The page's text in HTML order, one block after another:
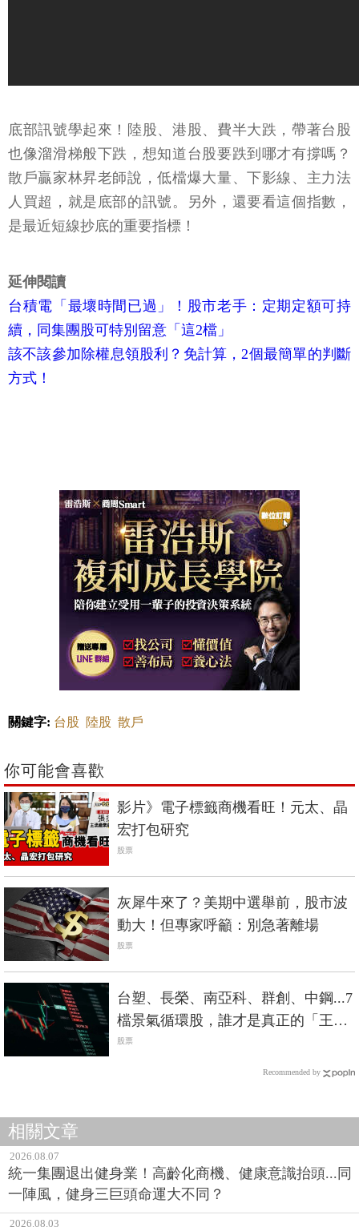
底部訊號學起來！陸股、港股、費半大跌，帶著台股
也像溜滑梯般下跌，想知道台股要跌到哪才有撐嗎？
散戶贏家林昇老師說，低檔爆大量、下影線、主力法
人買超，就是底部的訊號。另外，還要看這個指數，
是最近短線抄底的重要指標！
延伸閱讀
台積電「最壞時間已過」！股市老手：定期定額可持
續，同集團股可特別留意「這2檔」
該不該參加除權息領股利？免計算，2個最簡單的判斷
方式！
關鍵字: 台股 陸股 散戶
你可能會喜歡
影片》電子標籤商機看旺！元太、晶
宏打包研究
股票
灰犀牛來了？美期中選舉前，股市波
動大！但專家呼籲：別急著離場
股票
台塑、長榮、南亞科、群創、中鋼...7
檔景氣循環股，誰才是真正的「王
者」？
股票
Recommended by
相關文章
2026.08.07
統一集團退出健身業！高齡化商機、健康意識抬頭...同
一陣風，健身三巨頭命運大不同？
2026.08.03